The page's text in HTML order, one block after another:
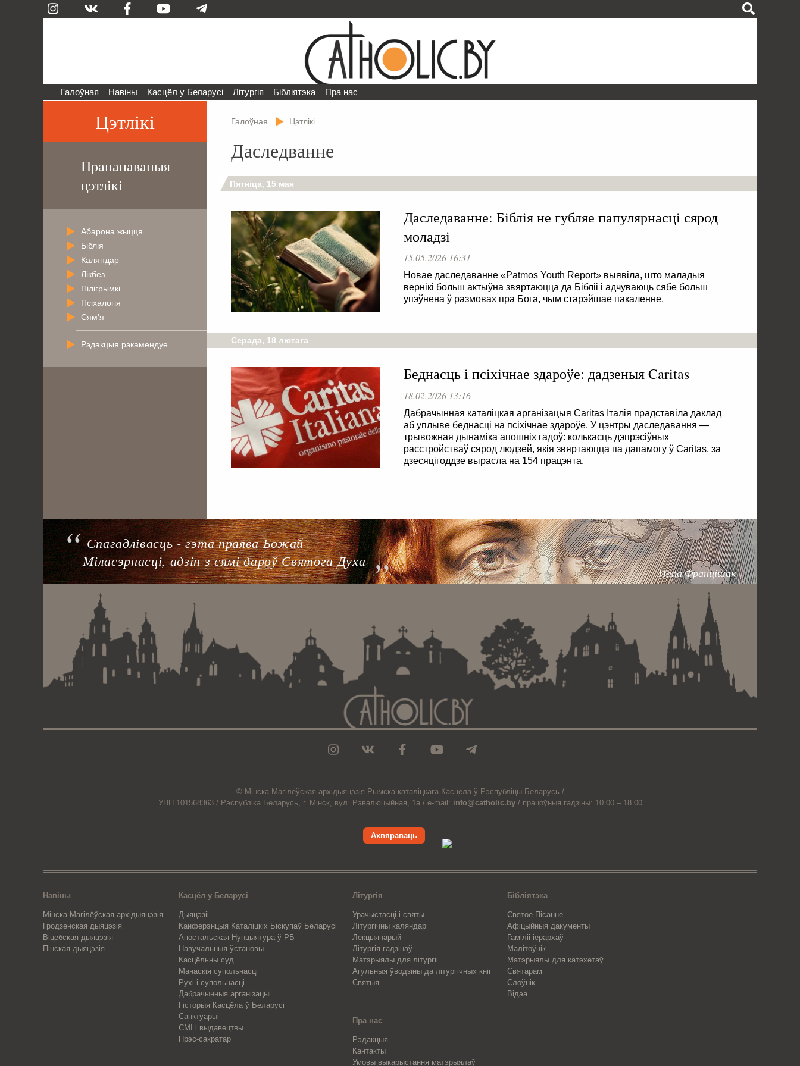
Галоўная Навіны Касцёл у Беларусі Літургія Бібліятэка Пра нас
Галоўная Цэтлікі
Даследванне
Пятніца, 15 мая
Даследаванне: Біблія не губляе папулярнасці сярод
моладзі
15.05.2026 16:31
Новае даследаванне «Patmos Youth Report» выявіла, што маладыя
вернікі больш актыўна звяртаюцца да Бібліі і адчуваюць сябе больш
упэўнена ў размовах пра Бога, чым старэйшае пакаленне.
Серада, 18 лютага
Беднасць і псіхічнае здароўе: дадзеныя Caritas
18.02.2026 13:16
Дабрачынная каталіцкая арганізацыя Caritas Італія прадставіла даклад
аб уплыве беднасці на псіхічнае здароўе. У цэнтры даследавання —
трывожная дынаміка апошніх гадоў: колькасць дэпрэсіўных
расстройстваў сярод людзей, якія звяртаюцца па дапамогу ў Caritas, за
дзесяцігоддзе вырасла на 154 працэнта.
Цэтлікі
Прапанаваныя
цэтлікі
Абарона жыцця
Біблія
Каляндар
Лікбез
Пілігрымкі
Псіхалогія
Сям'я
Рэдакцыя рэкамендуе
Папа Францішак
Спагадлівасць - гэта праява Божай
Міласэрнасці, адзін з сямі дароў Святога Духа
© Мiнска-Магiлёўская архiдыяцэзiя Рымска-каталіцкага Касцёла ў Рэспубліцы Беларусь /
УНП 101568363 / Рэспубліка Беларусь, г. Мінск, вул. Рэвалюцыйная, 1а / e-mail: info@catholic.by/ працоўныя гадзіны: 10.00 – 18.00
Ахвяраваць
Навіны
Мінска-Магілёўская архідыяцэзія
Гродзенская дыяцэзія
Віцебская дыяцэзія
Пінская дыяцэзія
Касцёл у Беларусі
Дыяцэзіі
Канферэнцыя Каталіцкіх Біскупаў Беларусі
Апостальская Нунцыятура ў РБ
Навучальныя ўстановы
Касцёльны суд
Манаскія супольнасці
Рухі і супольнасці
Дабрачынныя арганізацыі
Гісторыя Касцёла ў Беларусі
Санктуарыі
СМІ і выдавецтвы
Прэс-сакратар
Літургія
Урачыстасці і святы
Літургічны каляндар
Лекцыянарый
Літургія гадзінаў
Матэрыялы для літургіі
Агульныя ўводзіны да літургічных кніг
Святыя
Бібліятэка
Святое Пісанне
Афіцыйныя дакументы
Гаміліі іерархаў
Малітоўнік
Матэрыялы для катэхетаў
Святарам
Слоўнік
Відэа
Пра нас
Рэдакцыя
Кантакты
Умовы выкарыстання матэрыялаў